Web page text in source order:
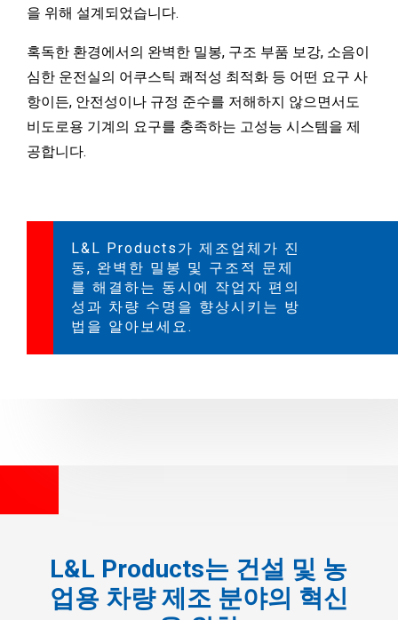
을 위해 설계되었습니다.
혹독한 환경에서의 완벽한 밀봉, 구조 부품 보강, 소음이
심한 운전실의 어쿠스틱 쾌적성 최적화 등 어떤 요구 사
항이든, 안전성이나 규정 준수를 저해하지 않으면서도
비도로용 기계의 요구를 충족하는 고성능 시스템을 제
공합니다.
L&L Products가 제조업체가 진
동, 완벽한 밀봉 및 구조적 문제
를 해결하는 동시에 작업자 편의
성과 차량 수명을 향상시키는 방
법을 알아보세요.
L&L Products는 건설 및 농
업용 차량 제조 분야의 혁신